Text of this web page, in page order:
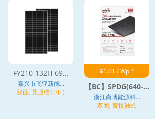
FY210-132H-69...
嘉兴市飞亚新能...
双面, 异质结 (HJT)
¥1.01 / Wp *
【BC】SPDG(640-...
浙江尚博能源科...
双面, 背接触式